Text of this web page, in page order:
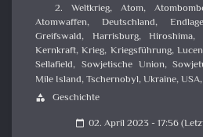
2. Weltkrieg, Atom,
Atomwaffen, Deutschland,
Greifswald, Harrisburg, Hiroshima,
Kernkraft,Krieg, Kriegsführung,
Sellafield, Sowjetische Union,
Mile Island,Tschernobyl,Ukraine,USA,
category Geschichte
calendar_today 02. April 2023 - 17:56